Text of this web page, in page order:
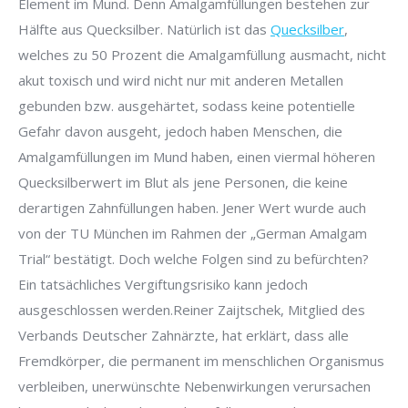
Element im Mund. Denn Amalgamfüllungen bestehen zur
Hälfte aus Quecksilber. Natürlich ist das Quecksilber,
welches zu 50 Prozent die Amalgamfüllung ausmacht, nicht
akut toxisch und wird nicht nur mit anderen Metallen
gebunden bzw. ausgehärtet, sodass keine potentielle
Gefahr davon ausgeht, jedoch haben Menschen, die
Amalgamfüllungen im Mund haben, einen viermal höheren
Quecksilberwert im Blut als jene Personen, die keine
derartigen Zahnfüllungen haben. Jener Wert wurde auch
von der TU München im Rahmen der „German Amalgam
Trial“ bestätigt. Doch welche Folgen sind zu befürchten?
Ein tatsächliches Vergiftungsrisiko kann jedoch
ausgeschlossen werden.Reiner Zaijtschek, Mitglied des
Verbands Deutscher Zahnärzte, hat erklärt, dass alle
Fremdkörper, die permanent im menschlichen Organismus
verbleiben, unerwünschte Nebenwirkungen verursachen